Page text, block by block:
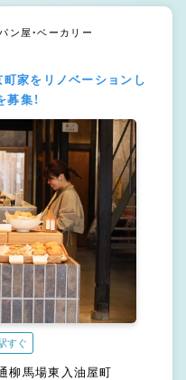
ン屋・ベーカリー
町家をリノベーションし
集！
すぐ
京区 蛸薬師通柳馬場東入油屋町